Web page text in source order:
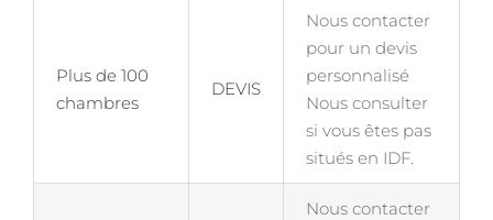
Plus de 100
chambres
DEVIS
Nous contacter
pour un devis
personnalisé
Nous consulter
si vous êtes pas
situés en IDF.
Nous contacter